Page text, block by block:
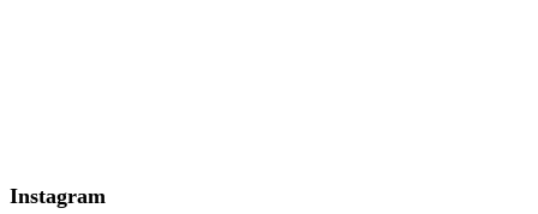
Instagram